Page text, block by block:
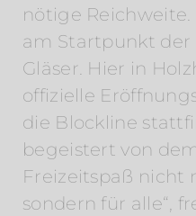
nötige
am Startpunkt der
Gläser. Hier in
offizielle
die Blockline
begeistert von
Freizeitspaß nicht
sondern für alle“,